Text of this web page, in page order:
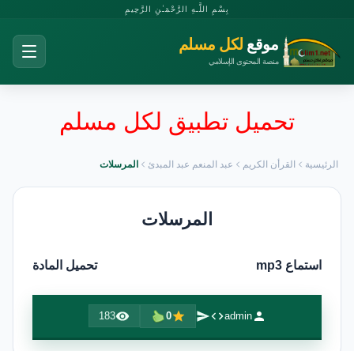
بِسْمِ اللَّـهِ الرَّحْمَـٰنِ الرَّحِيمِ
موقع لكل مسلم
منصة المحتوى الإسلامي
تحميل تطبيق لكل مسلم
الرئيسية القرأن الكريم عبد المنعم عبد المبدئ المرسلات
المرسلات
استماع mp3 تحميل المادة
admin
0
183